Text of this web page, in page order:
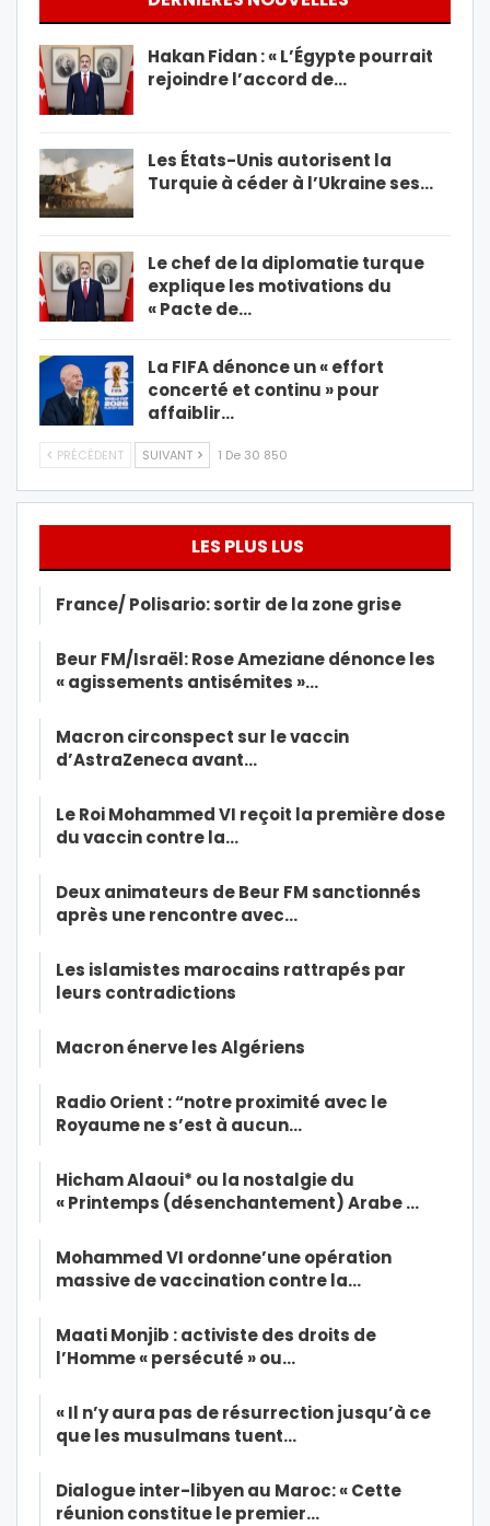
Hakan Fidan : « L’Égypte pourrait
rejoindre l’accord de…
Les États-Unis autorisent la
Turquie à céder à l’Ukraine ses…
Le chef de la diplomatie turque
explique les motivations du
« Pacte de…
La FIFA dénonce un « effort
concerté et continu » pour
affaiblir…
PRÉCÉDENT SUIVANT 1 De 30 850
LES PLUS LUS
France/ Polisario: sortir de la zone grise
Beur FM/Israël: Rose Ameziane dénonce les
« agissements antisémites »…
Macron circonspect sur le vaccin
d’AstraZeneca avant…
Le Roi Mohammed VI reçoit la première dose
du vaccin contre la…
Deux animateurs de Beur FM sanctionnés
après une rencontre avec…
Les islamistes marocains rattrapés par
leurs contradictions
Macron énerve les Algériens
Radio Orient : “notre proximité avec le
Royaume ne s’est à aucun…
Hicham Alaoui* ou la nostalgie du
« Printemps (désenchantement) Arabe …
Mohammed VI ordonne’une opération
massive de vaccination contre la…
Maati Monjib : activiste des droits de
l’Homme « persécuté » ou…
« Il n’y aura pas de résurrection jusqu’à ce
que les musulmans tuent…
Dialogue inter-libyen au Maroc: « Cette
réunion constitue le premier…